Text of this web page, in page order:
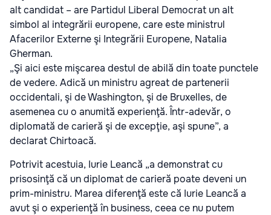
alt candidat – are Partidul Liberal Democrat un alt
simbol al integrării europene, care este ministrul
Afacerilor Externe şi Integrării Europene, Natalia
Gherman.
„Şi aici este mişcarea destul de abilă din toate punctele
de vedere. Adică un ministru agreat de partenerii
occidentali, şi de Washington, şi de Bruxelles, de
asemenea cu o anumită experienţă. Într-adevăr, o
diplomată de carieră şi de excepţie, aşi spune”, a
declarat Chirtoacă.
Potrivit acestuia, Iurie Leancă „a demonstrat cu
prisosinţă că un diplomat de carieră poate deveni un
prim-ministru. Marea diferenţă este că Iurie Leancă a
avut şi o experienţă în business, ceea ce nu putem